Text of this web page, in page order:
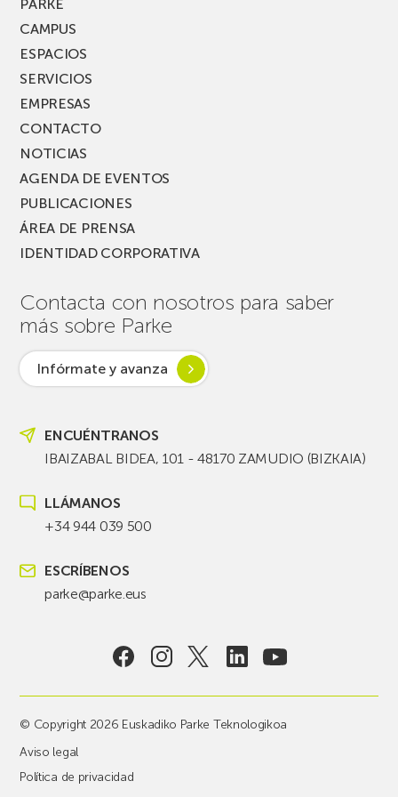
PARKE
CAMPUS
ESPACIOS
SERVICIOS
EMPRESAS
CONTACTO
NOTICIAS
AGENDA DE EVENTOS
PUBLICACIONES
ÁREA DE PRENSA
IDENTIDAD CORPORATIVA
Contacta con nosotros para saber
más sobre Parke
Infórmate y avanza
ENCUÉNTRANOS
IBAIZABAL BIDEA, 101 - 48170 ZAMUDIO (BIZKAIA)
LLÁMANOS
+34 944 039 500
ESCRÍBENOS
parke@parke.eus
© Copyright 2026 Euskadiko Parke Teknologikoa
Aviso legal
Política de privacidad